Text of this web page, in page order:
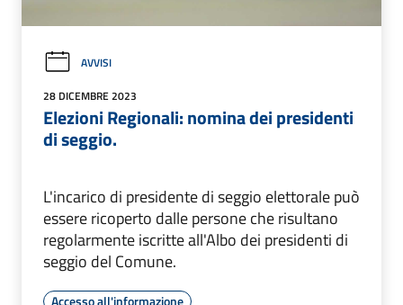
AVVISI
28 DICEMBRE 2023
Elezioni Regionali: nomina dei presidenti
di seggio.
L'incarico di presidente di seggio elettorale può
essere ricoperto dalle persone che risultano
regolarmente iscritte all'Albo dei presidenti di
seggio del Comune.
Accesso all'informazione